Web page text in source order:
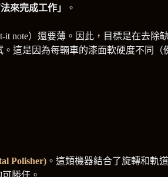
來完成工作」 。
it note）還要薄。因此，目標是在去
這是因為每輛車的漆面軟硬度不同
Polisher) 。這類機器結合了旋轉和軌